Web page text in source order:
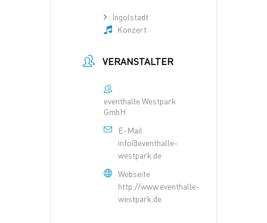
Ingolstadt
Konzert
VERANSTALTER
eventhalle Westpark
GmbH
E-Mail
info@eventhalle-
westpark.de
Webseite
http://www.eventhalle-
westpark.de